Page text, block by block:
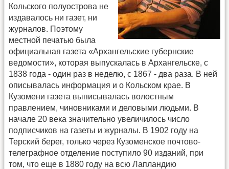
Кольского полуострова не
издавалось ни газет, ни
журналов. Поэтому
местной печатью была
официальная газета «Архангельские губернские
ведомости», которая выпускалась в Архангельске, с
1838 года - один раз в неделю, с 1867 - два раза. В ней
описывалась информация и о Кольском крае. В
Кузомени газета выписывалась волостным
правлением, чиновниками и деловыми людьми. В
начале 20 века значительно увеличилось число
подписчиков на газеты и журналы. В 1902 году на
Терский берег, только через Кузоменское почтово-
телеграфное отделение поступило 90 изданий, при
том, что еще в 1880 году на всю Лапландию